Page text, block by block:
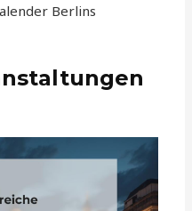
Berlins